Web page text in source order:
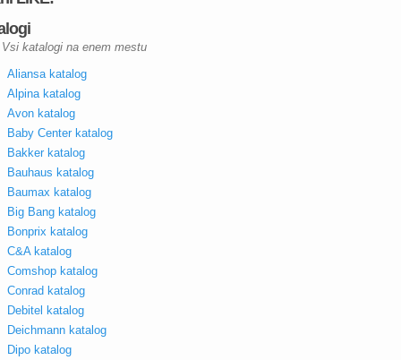
Vsi katalogi na enem mestu
Aliansa katalog
Alpina katalog
Avon katalog
Baby Center katalog
Bakker katalog
Bauhaus katalog
Baumax katalog
Big Bang katalog
Bonprix katalog
C&A katalog
Comshop katalog
Conrad katalog
Debitel katalog
Deichmann katalog
Dipo katalog